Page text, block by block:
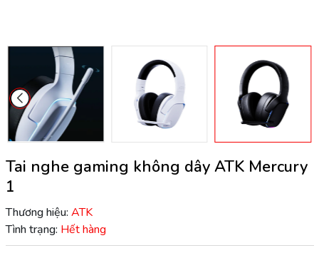
Tai nghe gaming không dây ATK Mercury
1
Thương hiệu: ATK
Tình trạng: Hết hàng